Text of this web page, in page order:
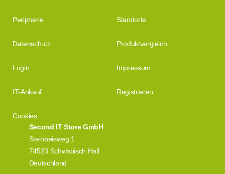
Second IT Store GmbH
Steinbeisweg 1
74523 Schwäbisch Hall
Deutschland
Peripherie Standorte
Datenschutz Produktvergleich
Login Impressum
IT-Ankauf Registrieren
Cookies